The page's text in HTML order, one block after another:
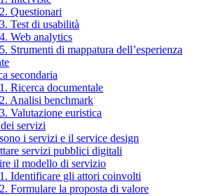
Questionari
Test di usabilità
Web analytics
Strumenti di mappatura dell’esperienza
secondaria
Ricerca documentale
Analisi benchmark
Valutazione euristica
servizi
i servizi e il service design
servizi pubblici digitali
il modello di servizio
Identificare gli attori coinvolti
Formulare la proposta di valore